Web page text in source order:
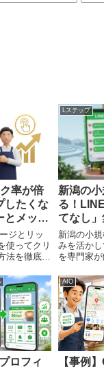
率が倍
したくな
とメッセ
ジとリッ
使ってクリ
法を徹底解
、全国の
店舗経営者
ハウを紹介
Lステップ
新潟の
る！
てなし
新潟の小
みを活か
を専門家
業種別具体
なしをデ
を紹介し
ロフィ
AIO
【事例